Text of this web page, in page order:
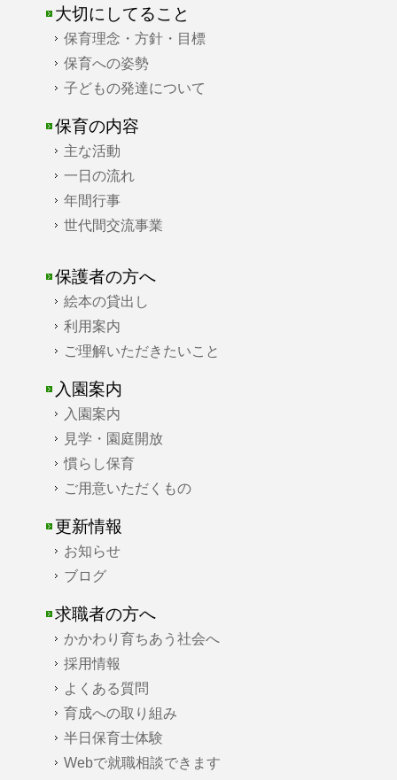
大切にしてること
保育理念・方針・目標
保育への姿勢
子どもの発達について
保育の内容
主な活動
一日の流れ
年間行事
世代間交流事業
保護者の方へ
絵本の貸出し
利用案内
ご理解いただきたいこと
入園案内
入園案内
見学・園庭開放
慣らし保育
ご用意いただくもの
更新情報
お知らせ
ブログ
求職者の方へ
かかわり育ちあう社会へ
採用情報
よくある質問
育成への取り組み
半日保育士体験
Webで就職相談できます